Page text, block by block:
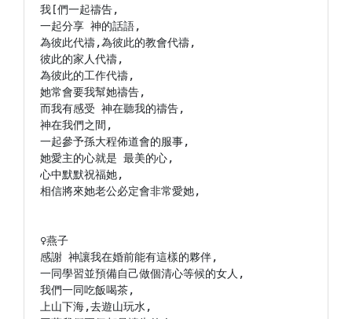
我[們一起禱告,
一起分享 神的話語,
為彼此代禱,為彼此的教會代禱,
彼此的家人代禱,
為彼此的工作代禱,
她常會要我幫她禱告,
而我有感受 神在聽我的禱告,
神在我們之間,
一起參予孫大程佈道會的服事,
她愛主的心就是 最美的心,
心中默默祝福她,
相信將來她老公必定會非常愛她,
♀燕子
感謝 神讓我在婚前能有這樣的夥伴,
一同學習並預備自己做個清心等候的女人,
我們一同吃飯喝茶,
上山下海,去遊山玩水,